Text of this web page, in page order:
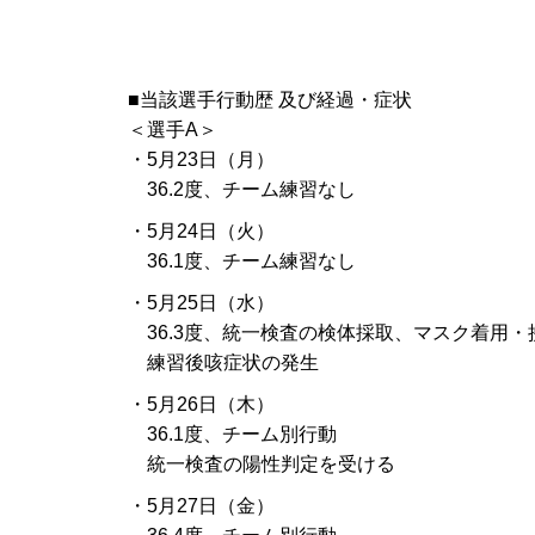
■当該選手行動歴 及び経過・症状
＜選手A＞
・5月23日（月）
36.2度、チーム練習なし
・5月24日（火）
36.1度、チーム練習なし
・5月25日（水）
36.3度、統一検査の検体採取、マスク着用・
練習後咳症状の発生
・5月26日（木）
36.1度、チーム別行動
統一検査の陽性判定を受ける
・5月27日（金）